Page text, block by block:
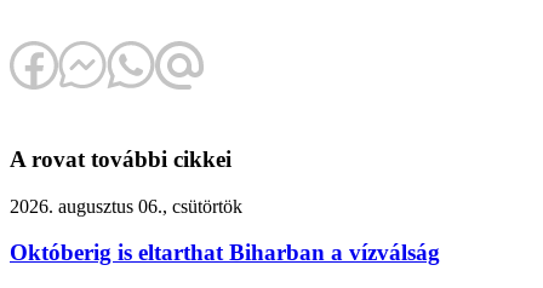
A rovat további cikkei
2026. augusztus 06., csütörtök
Októberig is eltarthat Biharban a vízválság